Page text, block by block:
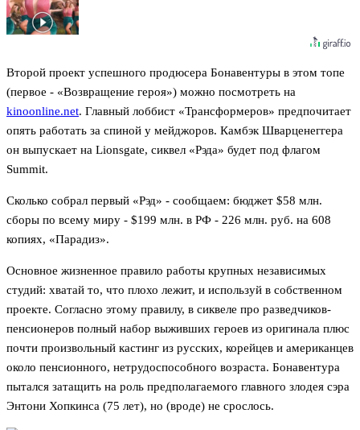
Второй проект успешного продюсера Бонавентуры в этом топе
(первое - «Возвращение героя») можно посмотреть на
kinoonline.net. Главный лоббист «Трансформеров» предпочитает
опять работать за спиной у мейджоров. Камбэк Шварценеггера
он выпускает на Lionsgate, сиквел «Рэда» будет под флагом
Summit.
Сколько собрал первый «Рэд» - сообщаем: бюджет $58 млн.
сборы по всему миру - $199 млн. в РФ - 226 млн. руб. на 608
копиях, «Парадиз».
Основное жизненное правило работы крупных независимых
студий: хватай то, что плохо лежит, и используй в собственном
проекте. Согласно этому правилу, в сиквеле про разведчиков-
пенсионеров полный набор выживших героев из оригинала плюс
почти произвольный кастинг из русских, корейцев и американцев
около пенсионного, нетрудоспособного возраста. Бонавентура
пытался затащить на роль предполагаемого главного злодея сэра
Энтони Хопкинса (75 лет), но (вроде) не срослось.